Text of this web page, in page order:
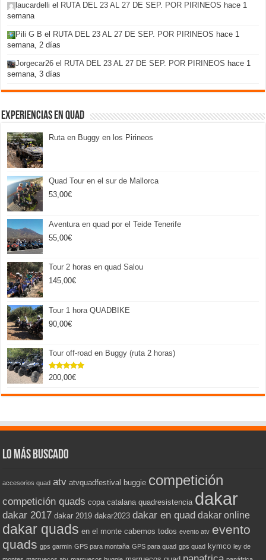
laucardelli el RUTA DEL 23 AL 27 DE SEP. POR PIRINEOS hace 1
semana
Pili G B el RUTA DEL 23 AL 27 DE SEP. POR PIRINEOS hace 1
semana, 2 días
Jorgecar26 el RUTA DEL 23 AL 27 DE SEP. POR PIRINEOS hace 1
semana, 3 días
Experiencias en Quad
Ruta en Buggy en los Pirineos
Quad Tour en el sur de Mallorca
53,00€
Aventura en quad por el Teide Tenerife
55,00€
Tour 2 horas en quad Salou
145,00€
Tour 1 hora QUADBIKE
90,00€
Tour off-road en Buggy (ruta 2 horas)
Valorado
de 5
200,00€
Lo más buscado
accesorios quad atv atvquadfestival buggie competición
competición quads copa catalana quadresistencia dakar
dakar 2017 dakar 2019 dakar2023 dakar en quad dakar online
dakar quads en el monte cabemos todos evento atv evento
quads gps garmin GPS para montaña GPS para quad gps quad kymco ley de